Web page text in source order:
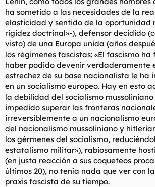
ha sometido a las necesidades de la
elasticidad y sentido de la oportunidad
rigidez doctrinal»-), defensor decidido
visto) de una Europa unida (años
los régimenes fascistas: «El fascismo
haber podido devenir verdaderamente
estrechez de su base nacionalista le ha
en un socialismo europeo. Hay en esto
la debilidad del socialismo
impedido superar las fronteras
irreversiblemente a un nacionalismo
del nacionalismo mussoliniano y
los gérmenes del socialismo,
estatalismo militar»), rabiosamente
(en justa reacción a sus coqueteos
últimos 20), no tenía nada que ver con
praxis fascista de su tiempo.